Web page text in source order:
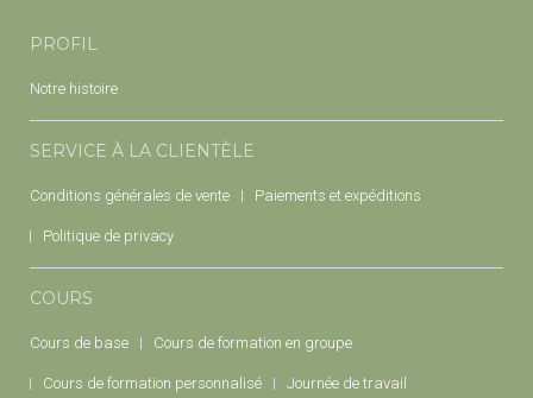
PROFIL
Notre histoire
SERVICE À LA CLIENTÈLE
Conditions générales de vente Paiements et expéditions
Politique de privacy
COURS
Cours de base Cours de formation en groupe
Cours de formation personnalisé Journée de travail